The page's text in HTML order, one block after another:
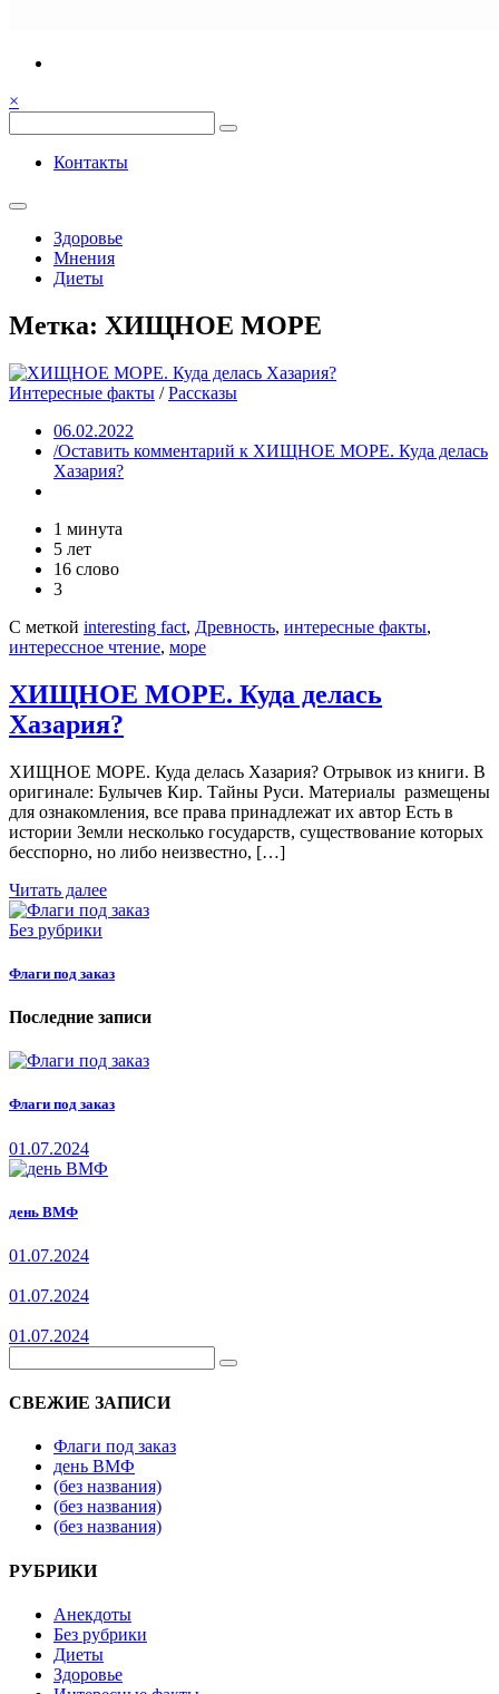
Весёлый и здоровый образ
жизни
Семья, общение, здоровье.
×
Весёлый и здоровый образ жизни
Контакты
Здоровье
Мнения
Диеты
Метка: ХИЩНОЕ МОРЕ
Интересные факты /Рассказы
06.02.2022
/Оставить комментарий к ХИЩНОЕ МОРЕ. Куда делась
Хазария?
1 минута
5 лет
16 слово
3
С меткой interesting fact, Древность, интересные факты,
интерессное чтение, море
ХИЩНОЕ МОРЕ. Куда делась
Хазария?
ХИЩНОЕ МОРЕ. Куда делась Хазария? Отрывок из книги. В
оригинале: Булычев Кир. Тайны Руси. Материалы размещены
для ознакомления, все права принадлежат их автор Есть в
истории Земли несколько государств, существование которых
бесспорно, но либо неизвестно, […]
Читать далее
Без рубрики
Флаги под заказ
Последние записи
Флаги под заказ
01.07.2024
день ВМФ
01.07.2024
01.07.2024
01.07.2024
СВЕЖИЕ ЗАПИСИ
Флаги под заказ
день ВМФ
(без названия)
(без названия)
(без названия)
РУБРИКИ
Анекдоты
Без рубрики
Диеты
Здоровье